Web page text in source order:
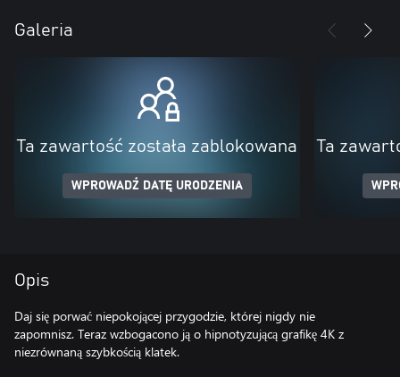
Galeria
Ta zawartość została zablokowana
WPROWADŹ DATĘ URODZENIA
Ta
Opis
Daj się porwać niepokojącej przygodzie, której nigdy nie
zapomnisz. Teraz wzbogacono ją o hipnotyzującą grafikę 4K z
niezrównaną szybkością klatek.